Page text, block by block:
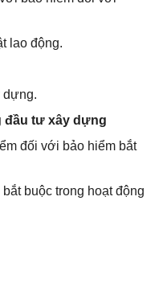
lao động.
dựng.
đầu tư xây dựng
đối với bảo hiểm bắt
buộc trong hoạt động